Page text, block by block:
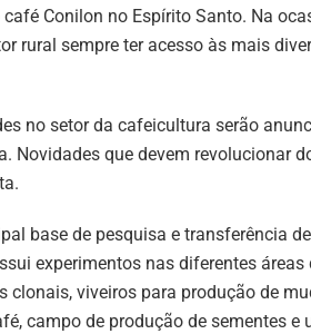
Conilon no Espírito Santo. Na
rural sempre ter acesso às mais
no setor da cafeicultura serão
Novidades que devem revolucionar
base de pesquisa e transferência de
experimentos nas diferentes áreas
viveiros para produção de
campo de produção de sementes e